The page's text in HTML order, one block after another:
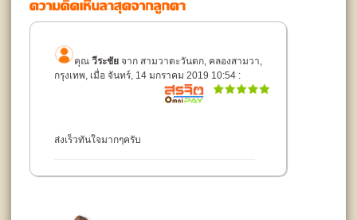
คุณ วีระชัย จาก สามวาตะวันตก, คลองสามวา,
กรุงเทพ, เมื่อ จันทร์, 14 มกราคม 2019 10:54 :
ส่งเร็วทันใจมากๆครับ